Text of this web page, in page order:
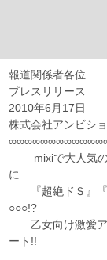
報道関係者各位
プレスリリース
2010年6月17日
株式会社アンビシ
mixiで大人気の
に…
『超絶ドＳ』『
○○○!?
乙女向け激愛ア
ート!!